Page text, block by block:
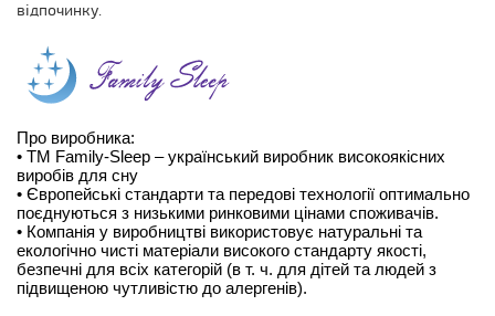
відпочинку.
Про виробника:
• ТМ Family-Sleep – український виробник високоякісних
виробів для сну
• Європейські стандарти та передові технології оптимально
поєднуються з низькими ринковими цінами споживачів.
• Компанія у виробництві використовує натуральні та
екологічно чисті матеріали високого стандарту якості,
безпечні для всіх категорій (в т. ч. для дітей та людей з
підвищеною чутливістю до алергенів).